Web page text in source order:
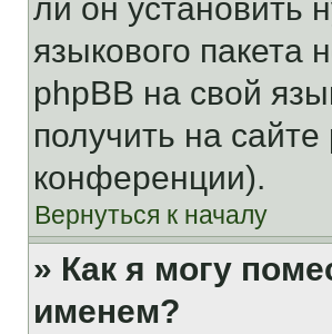
ли он установить
языкового пакета
phpBB на свой
получить на
конференции).
Вернуться к началу
» Как я могу
именем?